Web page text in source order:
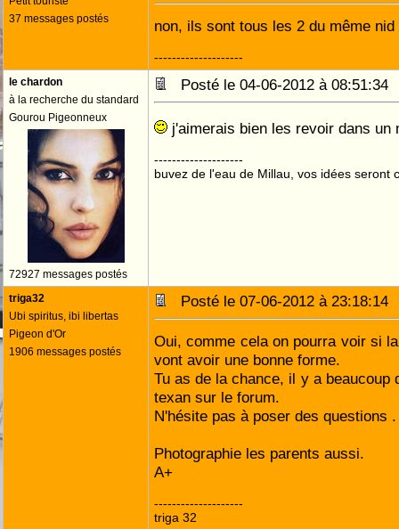
37 messages postés
non, ils sont tous les 2 du même nid
--------------------
le chardon
à la recherche du standard
Gourou Pigeonneux
72927 messages postés
Posté le 04-06-2012 à
j'aimerais bien les revoir dans un
--------------------
buvez de l'eau de Millau, vos idées seront
triga32
Ubi spiritus, ibi libertas
Pigeon d'Or
1906 messages postés
Posté le 07-06-2012 à
Oui, comme cela on pourra voir si
vont avoir une bonne forme.
Tu as de la chance, il y a beaucoup
texan sur le forum.
N'hésite pas à poser des questions .
Photographie les parents aussi.
A+
--------------------
triga 32